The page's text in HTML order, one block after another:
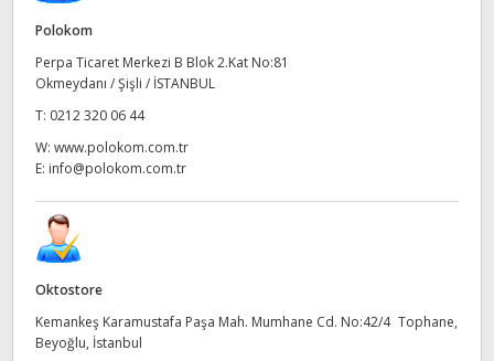
South Africa
Spain
Chinese Taipei
Ukraine
Polokom
Perpa Ticaret Merkezi B Blok 2.Kat No:81
Okmeydanı / Şişli / İSTANBUL
T: 0212 320 06 44
W: www.polokom.com.tr
E: info@polokom.com.tr
Oktostore
Kemankeş Karamustafa Paşa Mah. Mumhane Cd. No:42/4 Tophane,
Beyoğlu, İstanbul